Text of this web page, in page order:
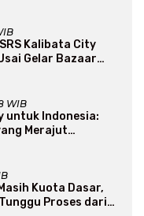
Kalibata City
Gelar Bazaar
WIB
untuk Indonesia:
Merajut
Kuota Dasar,
Proses dari